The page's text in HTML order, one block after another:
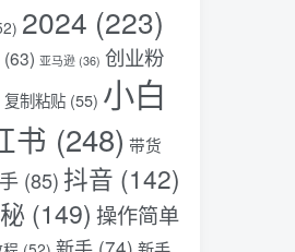
2024 (223)
(63) 亚马逊 (36) 创业粉
复制粘贴 (55) 小白
书 (248) 带货
(85) 抖音 (142)
(149) 操作简单